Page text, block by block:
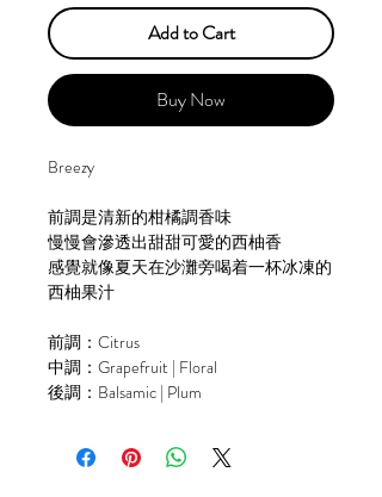
Add to Cart
Buy Now
Breezy
前調是清新的柑橘調香味
慢慢會滲透出甜甜可愛的西柚香
感覺就像夏天在沙灘旁喝着一杯冰凍的
西柚果汁
前調：Citrus
中調：Grapefruit | Floral
後調：Balsamic | Plum